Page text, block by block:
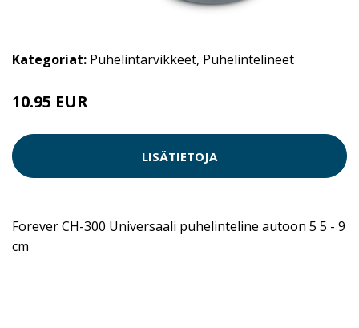
Kategoriat: Puhelintarvikkeet, Puhelintelineet
10.95 EUR
LISÄTIETOJA
Forever CH-300 Universaali puhelinteline autoon 5 5 - 9
cm